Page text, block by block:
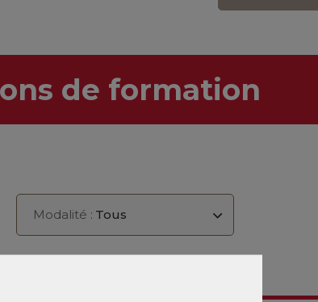
de formation
Modalité : Tous